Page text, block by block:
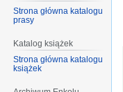
Strona główna katalogu
prasy
Katalog książek
Strona główna katalogu
książek